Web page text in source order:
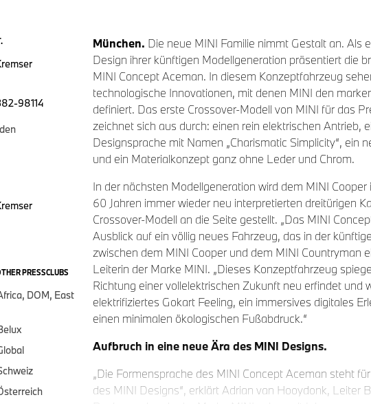
98114
PRESSCLUBS
DOM, East
München. Die neue MINI Familie nimmt Gestalt an. Als
Design ihrer künftigen Modellgeneration präsentiert die
MINI Concept Aceman. In diesem Konzeptfahrzeug
technologische Innovationen, mit denen MINI den
definiert. Das erste Crossover-Modell von MINI für das
zeichnet sich aus durch: einen rein elektrischen Antrieb,
Designsprache mit Namen „Charismatic Simplicity“, ein
und ein Materialkonzept ganz ohne Leder und Chrom.
In der nächsten Modellgeneration wird dem MINI
60 Jahren immer wieder neu interpretierten dreitürigen
Crossover-Modell an die Seite gestellt. „Das MINI
Ausblick auf ein völlig neues Fahrzeug, das in der
zwischen dem MINI Cooper und dem MINI Countryman
Leiterin der Marke MINI. „Dieses Konzeptfahrzeug
Richtung einer vollelektrischen Zukunft neu erfindet und
elektrifiziertes Gokart Feeling, ein immersives digitales
einen minimalen ökologischen Fußabdruck.“
Aufbruch in eine neue Ära des MINI Designs.
„Die Formensprache des MINI Concept Aceman steht
des MINI Designs“, erklärt Adrian van Hooydonk, Leiter